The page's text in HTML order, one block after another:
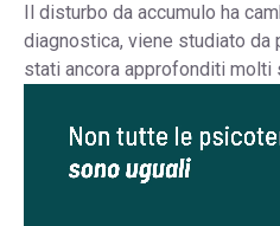
Il disturbo da accumulo ha
diagnostica, viene studiato da
stati ancora approfonditi molti